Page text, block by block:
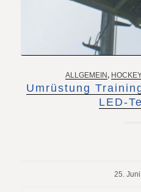
ALLGEMEIN,
Umrüstung
LED-
25.